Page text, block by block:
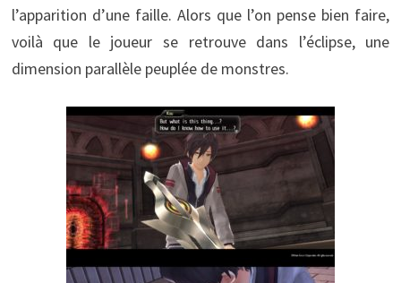
l’apparition d’une faille. Alors que l’on pense bien faire,
voilà que le joueur se retrouve dans l’éclipse, une
dimension parallèle peuplée de monstres.